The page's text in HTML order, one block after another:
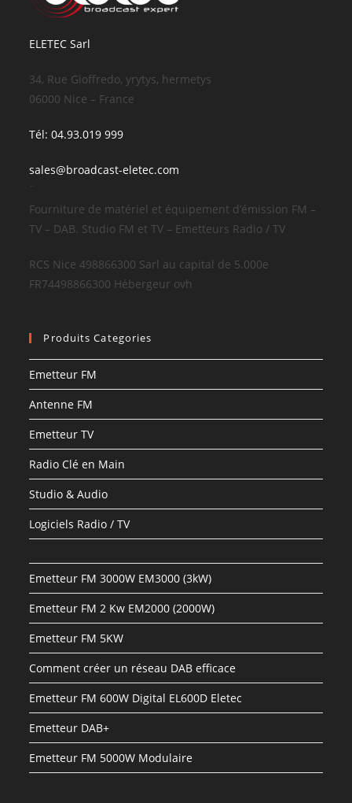
ELETEC Sarl
34, Rue Gioffredo, yrytys, hermetys
06000 Nice – France
Tél: 04.93.019 999
sales@broadcast-eletec.com
¨
Fourniture de matériel et équipement d’émission FM –
TV – DAB. Studio FM et TV – Emetteurs Radio / TV
RCS Nice 498866300 Sarl au capital de 5.000e
FR74498866300 Hébergeur ovh
Produits Categories
Emetteur FM
Antenne FM
Emetteur TV
Radio Clé en Main
Studio & Audio
Logiciels Radio / TV
Emetteur FM 3000W EM3000 (3kW)
Emetteur FM 2 Kw EM2000 (2000W)
Emetteur FM 5KW
Comment créer un réseau DAB efficace
Emetteur FM 600W Digital EL600D Eletec
Emetteur DAB+
Emetteur FM 5000W Modulaire